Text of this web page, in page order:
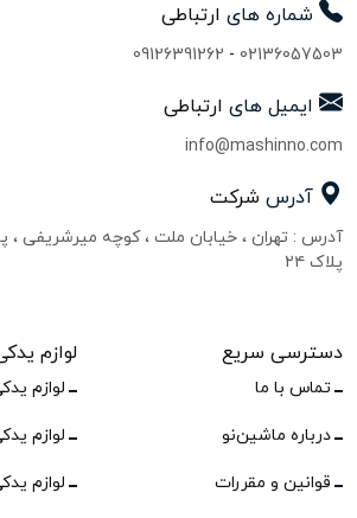
شماره های ارتباطی
02136057503
-
09126391262
ایمیل های ارتباطی
info@mashinno.com
آدرس شرکت
آدرس : تهران ، خیابان ملت ، کوچه میرشریفی ،
پلاک ۲۴
دسترسی سریع
تماس با ما
درباره ماشین‌نو
قوانین و مقررات
لوازم
لوازم
لوازم
لوازم